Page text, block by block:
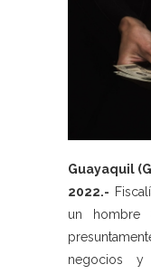
Guayaquil
2022.-
un hombre
negocios y